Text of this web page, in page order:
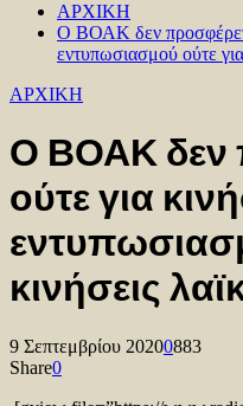
ΑΡΧΙΚΗ
Ο ΒΟΑΚ δεν
εντυπωσιασμού ούτε
ΑΡΧΙΚΗ
Ο ΒΟΑΚ δεν
ούτε για
κινήσεις
9 Σεπτεμβρίου 20200883
Share0